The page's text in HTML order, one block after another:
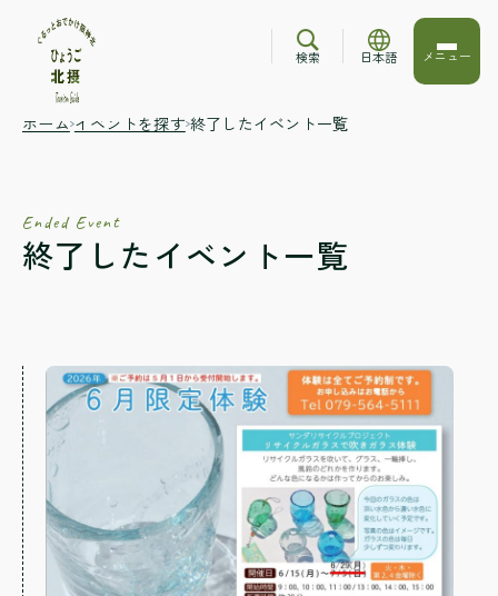
検索 日本語 メニュー
ホーム イベントを探す 終了したイベント一覧
Ended Event
終了したイベント一覧